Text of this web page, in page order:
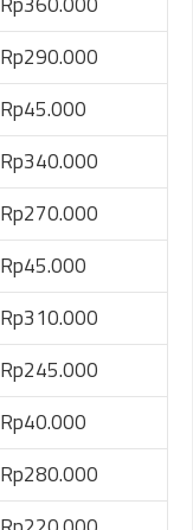
Rp290.000
Rp45.000
Rp340.000
Rp270.000
Rp45.000
Rp310.000
Rp245.000
Rp40.000
Rp280.000